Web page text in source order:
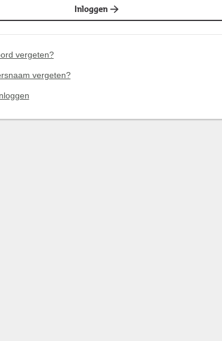
Inloggen
vergeten?
vergeten?